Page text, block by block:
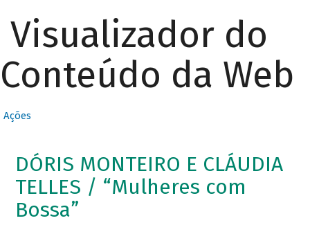
Visualizador do
Conteúdo da Web
Ações
DÓRIS MONTEIRO E CLÁUDIA
TELLES / “Mulheres com
Bossa”